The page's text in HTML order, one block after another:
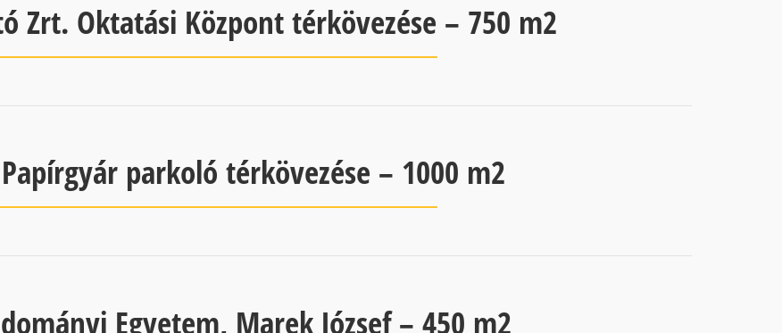
Zrt. Oktatási Központ térkövezése – 750 m2
parkoló térkövezése – 1000 m2
Egyetem, Marek József – 450 m2